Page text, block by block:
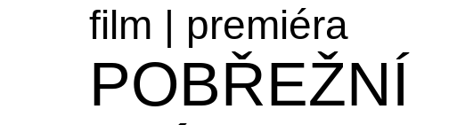
film | premiéra
POBŘEŽNÍ